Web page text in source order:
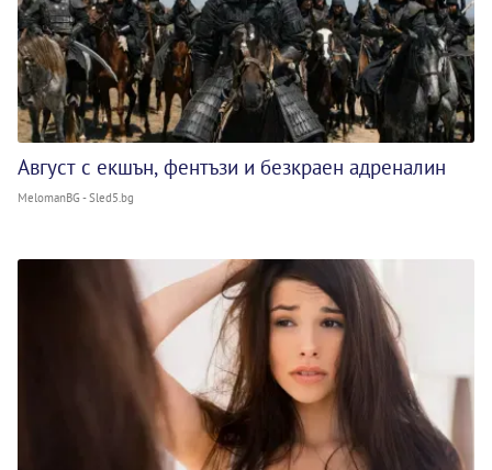
Август с екшън, фентъзи и безкраен адреналин
MelomanBG - Sled5.bg